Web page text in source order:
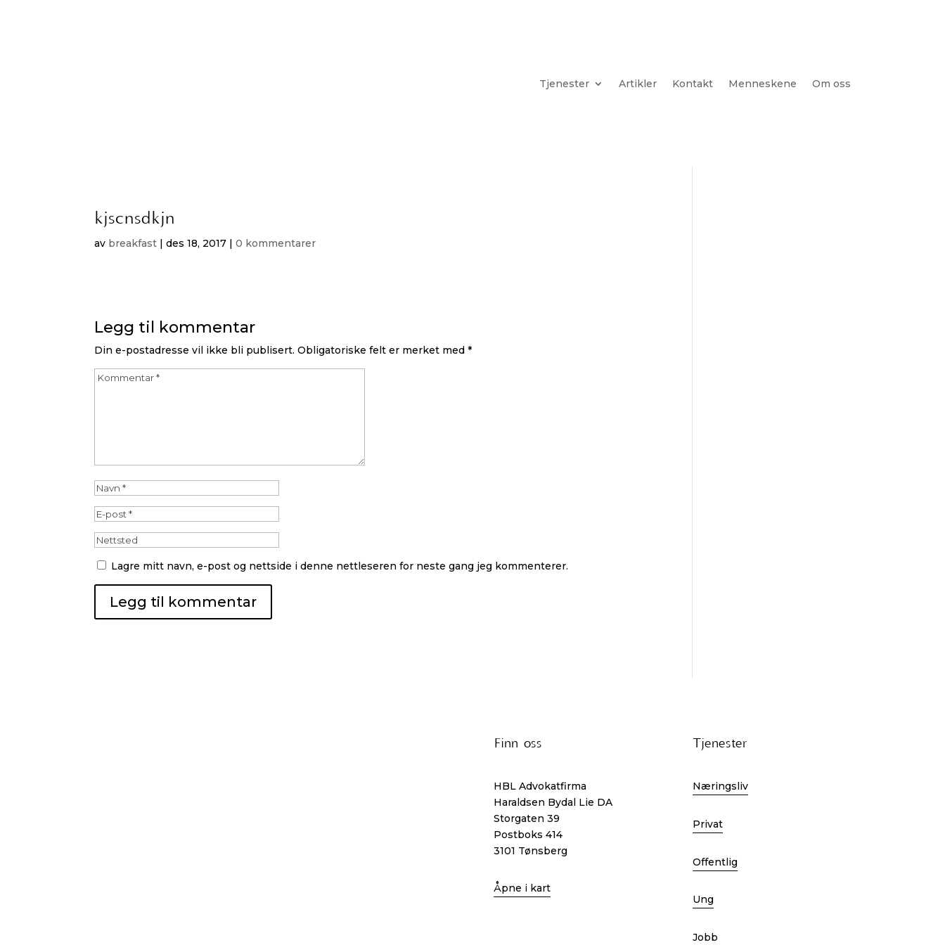
Tjenester Artikler Kontakt Menneskene Om oss
kjscnsdkjn
av breakfast |des 18, 2017 |0 kommentarer
Legg til kommentar
Din e-postadresse vil ikke bli publisert. Obligatoriske felt er merket med*
Lagre mitt navn, e-post og nettside i denne nettleseren for neste gang jeg kommenterer.
Finn oss
HBL Advokatfirma
Haraldsen Bydal Lie DA
Storgaten 39
Postboks 414
3101 Tønsberg
Åpne i kart
Tjenester
Næringsliv
Privat
Offentlig
Ung
Jobb